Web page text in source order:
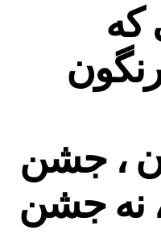
که
، جشن
نه جشن